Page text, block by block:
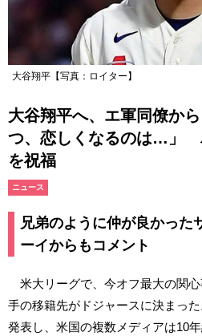
大谷翔平【写真：ロイター】
大谷翔平へ、エ軍同僚か
つ、恋しくなるのは…」
を祝福
ニュース
兄弟のように仲が良かった
ーイからもコメント
米大リーグで、今オフ最大の関
手の移籍先がドジャースに決まっ
発表し、米国の複数メディアは10